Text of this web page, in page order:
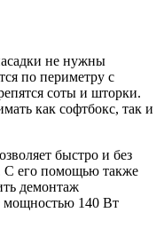
не нужны
по периметру с
соты и шторки.
как софтбокс, так и
быстро и без
С его помощью также
демонтаж
мощностью 140 Вт